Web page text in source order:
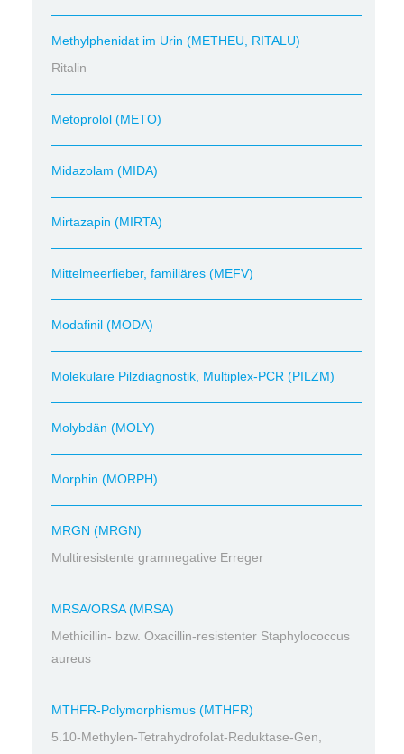
Methylphenidat im Urin (METHEU, RITALU)
Ritalin
Metoprolol (METO)
Midazolam (MIDA)
Mirtazapin (MIRTA)
Mittelmeerfieber, familiäres (MEFV)
Modafinil (MODA)
Molekulare Pilzdiagnostik, Multiplex-PCR (PILZM)
Molybdän (MOLY)
Morphin (MORPH)
MRGN (MRGN)
Multiresistente gramnegative Erreger
MRSA/ORSA (MRSA)
Methicillin- bzw. Oxacillin-resistenter Staphylococcus
aureus
MTHFR-Polymorphismus (MTHFR)
5.10-Methylen-Tetrahydrofolat-Reduktase-Gen,